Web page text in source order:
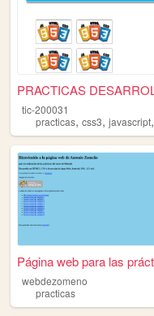
tic-200031
practicas, css3, javascript,
webdezomeno
practicas